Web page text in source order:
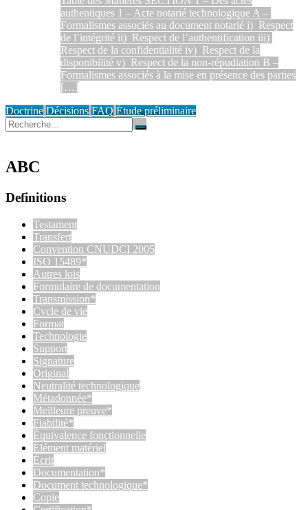
authentiques 1 – Acte notarié technologique A –
Formalismes associés au document notarié i) Respect
de l’intégrité ii) Respect de l’authentification iii)
Respect de la confidentialité iv) Respect de la
disponibilité v) Respect de la non-répudiation B –
Formalismes associés à la mise en présence des parties
[…]
Doctrine Décisions FAQ Étude préliminaire
ABC
Definitions
Testament
Transfert
Convention CNUDCI 2005
ISO 15489*
Autres lois
Formulaire de documentation
Transmission*
Cycle de vie
Format
Technologie
Support
Signature
Original
Neutralité technologique
Métadonnée*
Meilleure preuve*
Fiabilité*
Équivalence fonctionnelle
Élément matériel
Écrit
Documentation*
Document technologique*
Copie